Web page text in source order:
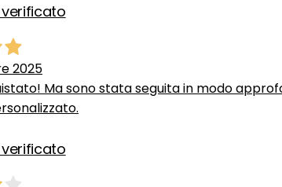
2025
Ma sono stata seguita in modo